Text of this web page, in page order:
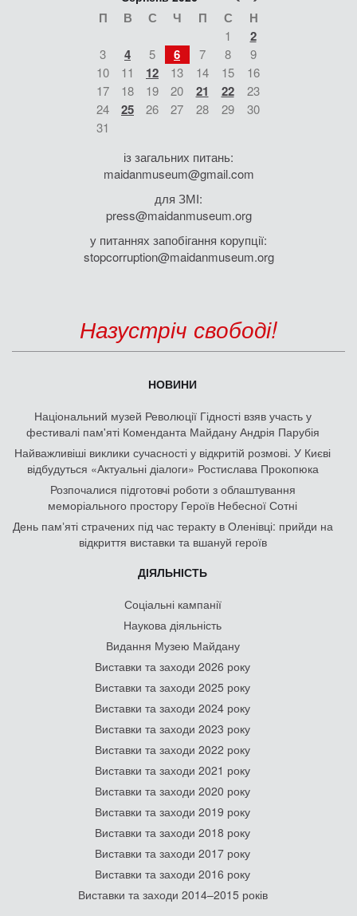
П В С Ч П С Н
1 2
3 4 5 6 7 8
9
10
11 12 13 14 15
16
17
18 19 20 21 22
23
24
25 26 27 28 29
30
31
із загальних питань:
maidanmuseum@gmail.com
для ЗМІ:
press@maidanmuseum.org
у питаннях запобігання корупції:
stopcorruption@maidanmuseum.org
Назустріч свободі!
НОВИНИ
Національний музей Революції Гідності взяв участь у
фестивалі пам'яті Коменданта Майдану Андрія Парубія
Найважливіші виклики сучасності у відкритій розмові. У Києві
відбудуться «Актуальні діалоги» Ростислава Прокопюка
Розпочалися підготовчі роботи з облаштування
меморіального простору Героїв Небесної Сотні
День памʼяті страчених під час теракту в Оленівці: прийди на
відкриття виставки та вшануй героїв
ДІЯЛЬНІСТЬ
Соціальні кампанії
Наукова діяльність
Видання Музею Майдану
Виставки та заходи 2026 року
Виставки та заходи 2025 року
Виставки та заходи 2024 року
Виставки та заходи 2023 року
Виставки та заходи 2022 року
Виставки та заходи 2021 року
Виставки та заходи 2020 року
Виставки та заходи 2019 року
Виставки та заходи 2018 року
Виставки та заходи 2017 року
Виставки та заходи 2016 року
Виставки та заходи 2014–2015 років